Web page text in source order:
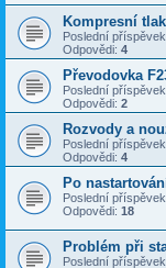
Kompresní
Poslední
Odpovědi: 4
Převodovka
Poslední
Odpovědi: 2
Rozvody a
Poslední
Odpovědi: 4
Po
Poslední
Odpovědi: 18
Problém při
Poslední